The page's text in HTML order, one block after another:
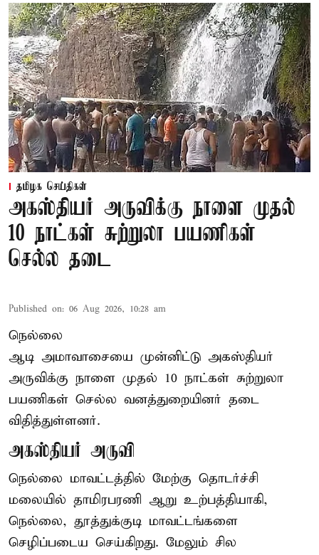
தமிழக செய்திகள்
அகஸ்தியர் அருவிக்கு நாளை முதல்
10 நாட்கள் சுற்றுலா பயணிகள்
செல்ல தடை
Published on: 06 Aug 2026, 10:28 am
நெல்லை
ஆடி அமாவாசையை முன்னிட்டு அகஸ்தியர்
அருவிக்கு நாளை முதல் 10 நாட்கள் சுற்றுலா
பயணிகள் செல்ல வனத்துறையினர் தடை
விதித்துள்ளனர்.
அகஸ்தியர் அருவி
நெல்லை மாவட்டத்தில் மேற்கு தொடர்ச்சி
மலையில் தாமிரபரணி ஆறு உற்பத்தியாகி,
நெல்லை, தூத்துக்குடி மாவட்டங்களை
செழிப்படைய செய்கிறது. மேலும் சில